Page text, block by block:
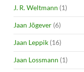
J. R. Weltmann (1)
Jaan Jõgever (6)
Jaan Leppik (16)
Jaan Lossmann (1)